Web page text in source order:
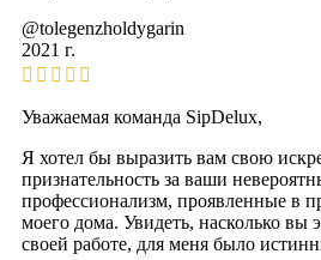
@tolegenzholdygarin
2021 г.
Уважаемая команда SipDelux,
Я хотел бы выразить вам свою
признательность за ваши
профессионализм, проявленные в
моего дома. Увидеть, насколько
своей работе, для меня было